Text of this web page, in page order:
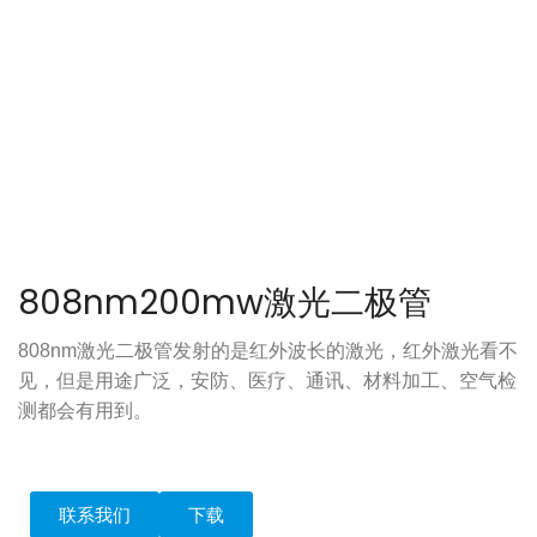
808nm200mw激光二极管
808nm激光二极管发射的是红外波长的激光，红外激光看不
见，但是用途广泛，安防、医疗、通讯、材料加工、空气检
测都会有用到。
联系我们 下载